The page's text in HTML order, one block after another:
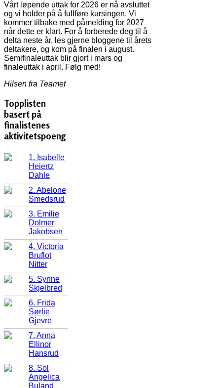
Vårt løpende uttak for 2026 er nå avsluttet
og vi holder på å fullføre kursingen. Vi
kommer tilbake med påmelding for 2027
når dette er klart. For å forberede deg til å
delta neste år, les gjerne bloggene til årets
deltakere, og kom på finalen i august.
Semifinaleuttak blir gjort i mars og
finaleuttak i april. Følg med!
Hilsen fra Teamet
Topplisten
basert på
finalistenes
aktivitetspoeng
1. Isabelle
Heiertz
Dahle
2. Abelone
Smedsrud
3. Emilie
Dolmer
Jakobsen
4. Victoria
Bruflot
Nitter
5. Synne
Skjelbred
6. Frida
Sørlie
Gjevre
7. Anna
Ellinor
Hansrud
8. Sol
Angelica
Buland